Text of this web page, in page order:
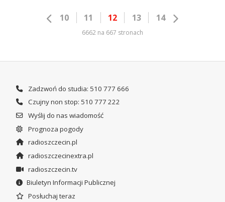
10 11 12 13 14
6662 na 667 stronach
Zadzwoń do studia: 510 777 666
Czujny non stop: 510 777 222
Wyślij do nas wiadomość
Prognoza pogody
radioszczecin.pl
radioszczecinextra.pl
radioszczecin.tv
Biuletyn Informacji Publicznej
Posłuchaj teraz